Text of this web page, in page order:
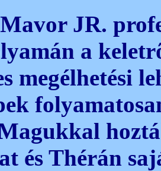
JR.
a
megélhetési
és Thérán